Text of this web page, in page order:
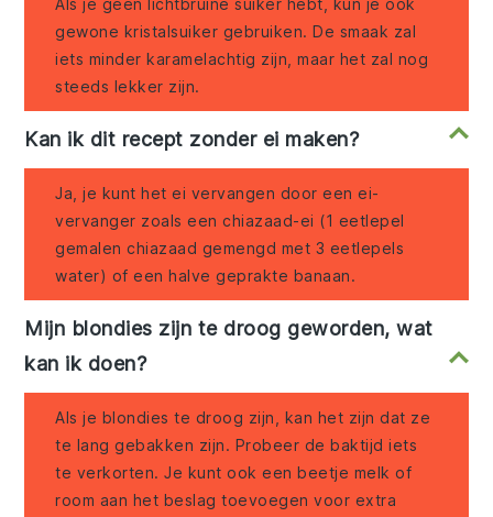
Als je geen lichtbruine suiker hebt, kun je ook
gewone kristalsuiker gebruiken. De smaak zal
iets minder karamelachtig zijn, maar het zal nog
steeds lekker zijn.
Kan ik dit recept zonder ei maken?
Ja, je kunt het ei vervangen door een ei-
vervanger zoals een chiazaad-ei (1 eetlepel
gemalen chiazaad gemengd met 3 eetlepels
water) of een halve geprakte banaan.
Mijn blondies zijn te droog geworden, wat
kan ik doen?
Als je blondies te droog zijn, kan het zijn dat ze
te lang gebakken zijn. Probeer de baktijd iets
te verkorten. Je kunt ook een beetje melk of
room aan het beslag toevoegen voor extra